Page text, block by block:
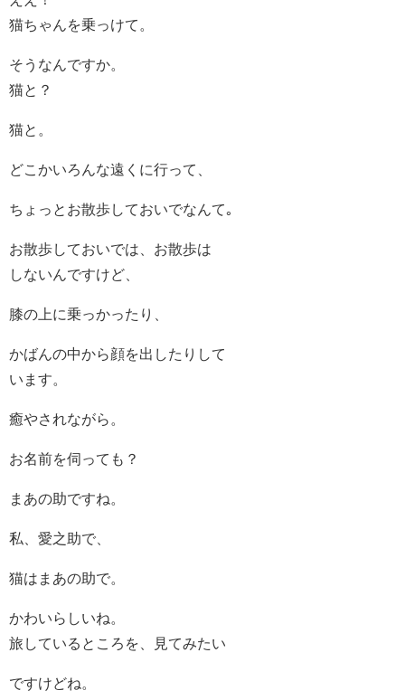
猫ちゃんを乗っけて。
そうなんですか。
猫と？
猫と。
どこかいろんな遠くに行って、
ちょっとお散歩しておいでなんて｡
お散歩しておいでは、お散歩は
しないんですけど、
膝の上に乗っかったり、
かばんの中から顔を出したりして
います。
癒やされながら。
お名前を伺っても？
まあの助ですね。
私、愛之助で、
猫はまあの助で。
かわいらしいね。
旅しているところを、見てみたい
ですけどね。